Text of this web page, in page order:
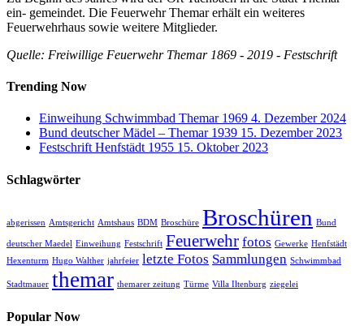
ein- gemeindet. Die Feuerwehr Themar erhält ein weiteres
Feuerwehrhaus sowie weitere Mitglieder.
Quelle: Freiwillige Feuerwehr Themar 1869 - 2019 - Festschrift
Trending Now
Einweihung Schwimmbad Themar 1969 4. Dezember 2024
Bund deutscher Mädel – Themar 1939 15. Dezember 2023
Festschrift Henfstädt 1955 15. Oktober 2023
Schlagwörter
abgerissen Amtsgericht Amtshaus BDM Broschüre Broschüren Bund
deutscher Maedel Einweihung Festschrift Feuerwehr fotos Gewerke Henfstädt
Hexenturm Hugo Walther jahrfeier letzte Fotos Sammlungen Schwimmbad
Stadtmauer themar themarer zeitung Türme Villa Iltenburg ziegelei
Popular Now